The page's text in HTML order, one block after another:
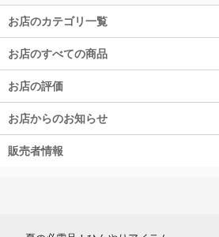
お店のカテゴリ一覧
お店のすべての商品
お店の評価
お店からのお知らせ
販売者情報